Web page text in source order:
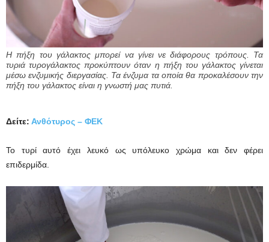
Η πήξη του γάλακτος μπορεί να γίνει νε διάφορους τρόπους. Τα
τυριά τυρογάλακτος προκύπτουν όταν η πήξη του γάλακτος γίνεται
μέσω ενζυμικής διεργασίας. Τα ένζυμα τα οποία θα προκαλέσουν την
πήξη του γάλακτος είναι η γνωστή μας πυτιά.
Δείτε: Ανθότυρος – ΦΕΚ
Το τυρί αυτό έχει λευκό ως υπόλευκο χρώμα και δεν φέρει
επιδερμίδα.